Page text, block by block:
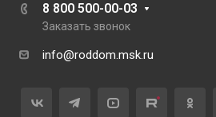
8 800 500-00-03
Заказать звонок
info@roddom.msk.ru